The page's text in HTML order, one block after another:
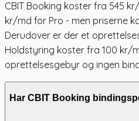
CBIT Booking koster fra 545
kr/md for Pro - men priserne
Derudover er der et
Holdstyring koster fra 100 kr/
oprettelsesgebyr og ingen
Har CBIT Booking